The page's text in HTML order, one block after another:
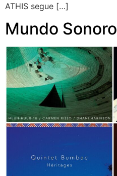
ATHIS segue […]
Mundo Sonoro